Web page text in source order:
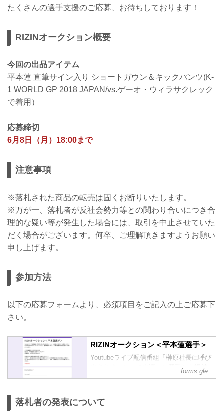
たくさんの選手支援のご応募、お待ちしております！
RIZINオークション概要
今回の出品アイテム
平本蓮 直筆サイン入り ショートガウン＆キックパンツ(K-
1 WORLD GP 2018 JAPAN/vs.ゲーオ・ウィラサクレック
で着用）
応募締切
6月8日（月）18:00まで
注意事項
※落札された商品の転売は固くお断りいたします。
※万が一、落札者が反社会勢力等との関わり合いにつき合
理的な疑い等が発生した場合には、取引を中止させていた
だく場合がございます。何卒、ご理解頂きますようお願い
申し上げます。
参加方法
以下の応募フォームより、必須項目をご記入の上ご応募下
さい。
RIZINオークション＜平本蓮選手＞
Youtubeライブ配信番組「榊原社長に呼び
出されました」に出演した選手から提供
いただいた私物をRIZINがオークションに
＜平本蓮選手＞6月3日(水)出演
forms.gle
落札者の発表について